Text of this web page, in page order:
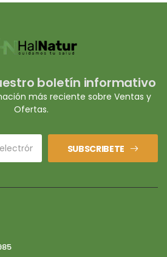
boletín informativo
más reciente sobre Ventas y
Ofertas.
SUBSCRIBETE